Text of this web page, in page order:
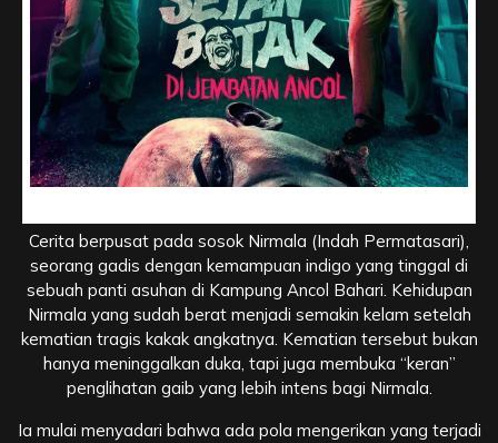
Cerita berpusat pada sosok Nirmala (Indah Permatasari),
seorang gadis dengan kemampuan indigo yang tinggal di
sebuah panti asuhan di Kampung Ancol Bahari. Kehidupan
Nirmala yang sudah berat menjadi semakin kelam setelah
kematian tragis kakak angkatnya. Kematian tersebut bukan
hanya meninggalkan duka, tapi juga membuka “keran”
penglihatan gaib yang lebih intens bagi Nirmala.
Ia mulai menyadari bahwa ada pola mengerikan yang terjadi